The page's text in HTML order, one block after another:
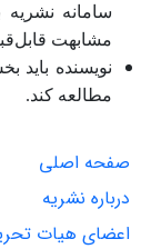
سامانه
مشابهت قابل‌قبول
نویسنده باید
مطالعه کند.
صفحه اصلی
درباره نشریه
اعضای هیات